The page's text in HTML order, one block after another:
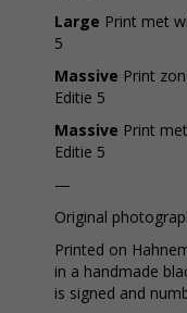
Large Print met
5
Massive Print
Editie 5
Massive Print
Editie 5
—
Original
Printed on
in a handmade
is signed and